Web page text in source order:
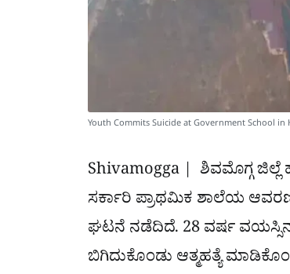
Youth Commits Suicide at Government School in
Shivamogga | ಶಿವಮೊಗ್ಗ
ಸರ್ಕಾರಿ ಪ್ರಾಥಮಿಕ ಶಾಲೆಯ
ಘಟನೆ ನಡೆದಿದೆ. 28 ವರ್ಷ
ಬಿಗಿದುಕೊಂಡು ಆತ್ಮಹತ್ಯೆ